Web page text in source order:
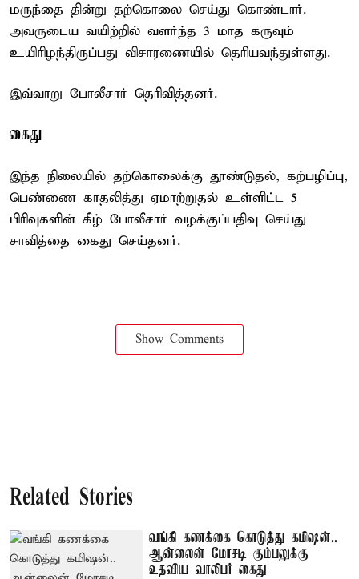
மருந்தை தின்று தற்கொலை செய்து கொண்டார்.
அவருடைய வயிற்றில் வளர்ந்த 3 மாத கருவும்
உயிரிழந்திருப்பது விசாரணையில் தெரியவந்துள்ளது.
இவ்வாறு போலீசார் தெரிவித்தனர்.
கைது
இந்த நிலையில் தற்கொலைக்கு தூண்டுதல், கற்பழிப்பு,
பெண்ணை காதலித்து ஏமாற்றுதல் உள்ளிட்ட 5
பிரிவுகளின் கீழ் போலீசார் வழக்குப்பதிவு செய்து
சாவித்தை கைது செய்தனர்.
Show Comments
Related Stories
வங்கி கணக்கை கொடுத்து கமிஷன்..
ஆன்லைன் மோசடி கும்பலுக்கு
உதவிய வாலிபர் கைது